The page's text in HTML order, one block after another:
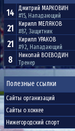
14 Дмитрий МАРКОВИН
#15, Нападающий
21 Кирилл МЕЛЯКОВ
#87, Защитник
21 Кирилл УРАКОВ
#92, Нападающий
8 Николай ВОЕВОДИН
Тренер
Полезные ссылки